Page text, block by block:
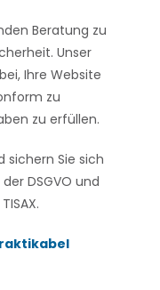
Beratung zu
Unser
Ihre Website
zu
zu erfüllen.
sichern Sie sich
DSGVO und